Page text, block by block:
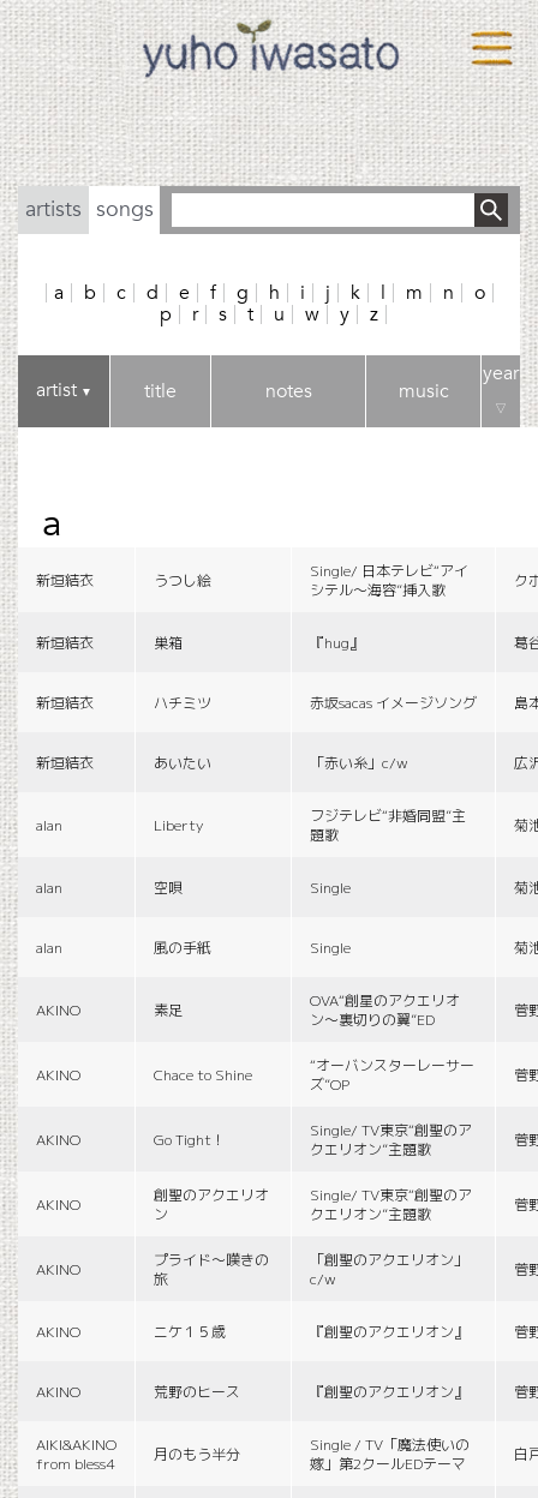
artists songs
a b c d e f g h i j k l m n
o
p
r s t u w y z
artist▼ title notes music
year
▽
a
新垣結衣 うつし絵
Single/ 日本テレビ“アイ
シテル〜海容”挿入歌
ク
新垣結衣 巣箱 『hug』 葛
新垣結衣 ハチミツ 赤坂sacas イメージソング 島
新垣結衣 あいたい 「赤い糸」c/w 広
alan Liberty
フジテレビ“非婚同盟”主
題歌
菊
alan 空唄 Single 菊
alan 風の手紙 Single 菊
AKINO 素足
OVA“創星のアクエリオ
ン〜裏切りの翼”ED
菅
AKINO Chace to Shine
“オーバンスターレーサー
ズ”OP
菅
AKINO Go Tight！
Single/ TV東京“創聖のア
クエリオン”主題歌
菅
AKINO
創聖のアクエリオ
ン
Single/ TV東京“創聖のア
クエリオン”主題歌
菅
AKINO
プライド〜嘆きの
旅
「創聖のアクエリオン」
c/w
菅
AKINO ニケ１５歳 『創聖のアクエリオン』 菅
AKINO 荒野のヒース 『創聖のアクエリオン』 菅
AIKI&AKINO
from bless4
月のもう半分
Single / TV「魔法使いの
嫁」第2クールEDテーマ
白